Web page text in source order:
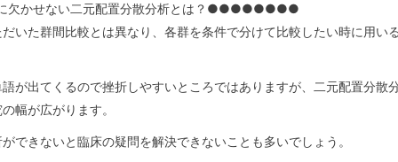
かせない二元配置分散分析とは？●●●●●●●●
いた群間比較とは異なり、各群を条件で分けて比較したい時に用い
が出てくるので挫折しやすいところではありますが、二元配置分散
幅が広がります。
できないと臨床の疑問を解決できないことも多いでしょう。